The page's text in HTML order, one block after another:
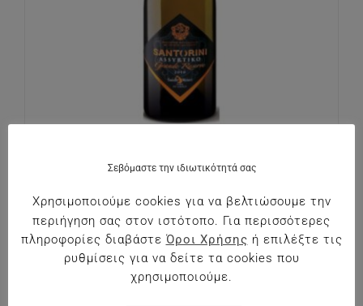
Santo Wines Ασύρτικο Grande Reserve
€40.80
Σεβόμαστε την ιδιωτικότητά σας
Χρησιμοποιούμε cookies για να βελτιώσουμε την
περιήγηση σας στον ιστότοπο. Για περισσότερες
πληροφορίες διαβάστε Όροι Χρήσης ή επιλέξτε τις
ρυθμίσεις για να δείτε τα cookies που
χρησιμοποιούμε.